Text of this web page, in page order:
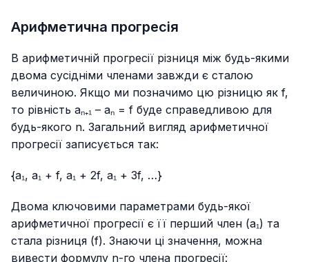
Арифметична прогресія
В арифметичній прогресії різниця між будь-якими
двома сусідніми членами завжди є сталою
величиною. Якщо ми позначимо цю різницю як f,
то рівність aₙ₊₁ – aₙ = f буде справедливою для
будь-якого n. Загальний вигляд арифметичної
прогресії записується так:
{a₁, a₁ + f, a₁ + 2f, a₁ + 3f, …}
Двома ключовими параметрами будь-якої
арифметичної прогресії є її перший член (a₁) та
стала різниця (f). Знаючи ці значення, можна
вивести формулу n-го члена прогресії: